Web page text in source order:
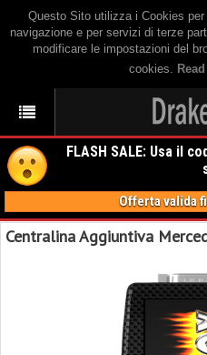
Questo Sito utilizza i Cookies
navigazione e per servizi di terze
modificare le impostazioni del
cookies.
FLASH SALE: Usa il
Offerta valida
Centralina Aggiuntiva